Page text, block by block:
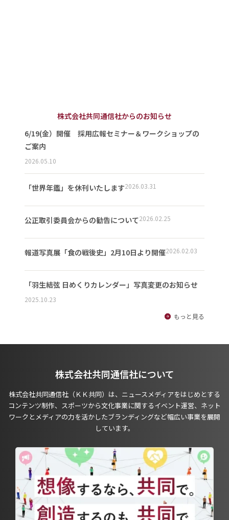
株式会社共同通信社からのお知らせ
6/19(金）開催 採用広報セミナー＆ワークショップの
ご案内
2026.05.10
「世界年鑑」を休刊いたします2026.03.31
公正取引委員会からの勧告について2026.02.25
報道写真展「食の戦後史」2月10日より開催2026.02.03
「羽生結弦 日めくりカレンダー」写真変更のお知らせ
2025.10.23
もっと見る
株式会社共同通信社について
株式会社共同通信社（ＫＫ共同）は、ニュースメディアをはじめとする
コンテンツ制作、スポーツから文化事業に関するイベント運営、ネット
ワークとメディアの力を活かしたブランディングなど幅広い事業を展開
しています。